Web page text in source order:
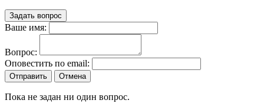
Задать вопрос
Ваше имя:
Вопрос:
Оповестить по email:
Отправить Отмена
Пока не задан ни один вопрос.